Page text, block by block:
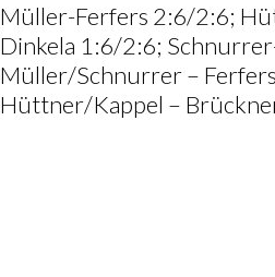
Müller-Ferfers 2:6/2:6;
Dinkela 1:6/2:6;
Müller/Schnurrer –
Hüttner/Kappel –